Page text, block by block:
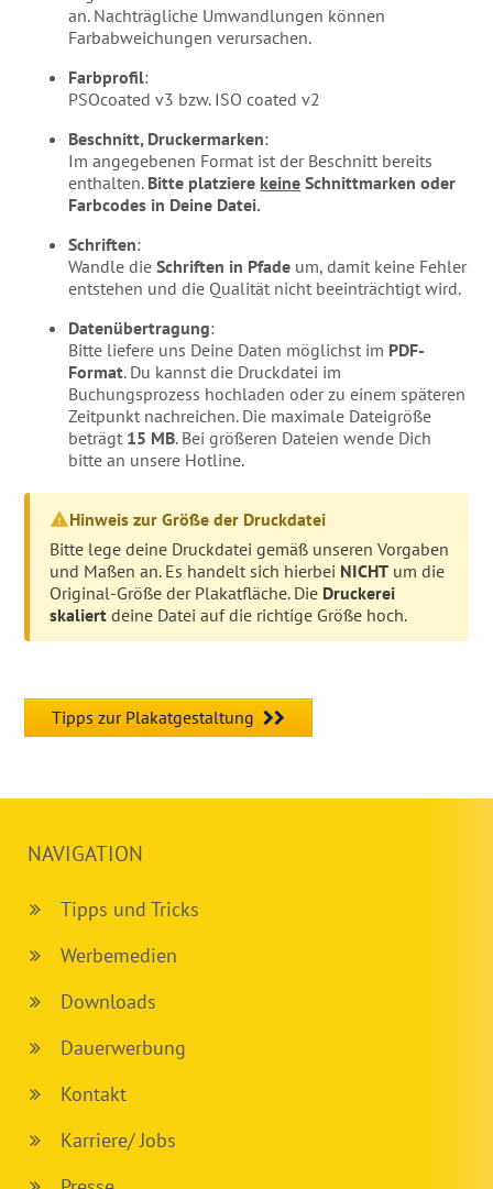
an. Nachträgliche Umwandlungen können
Farbabweichungen verursachen.
Farbprofil:
PSOcoated v3 bzw. ISO coated v2
Beschnitt, Druckermarken:
Im angegebenen Format ist der Beschnitt bereits
enthalten. Bitte platziere keine Schnittmarken oder
Farbcodes in Deine Datei.
Schriften:
Wandle dieSchriften in Pfade um, damit keine Fehler
entstehen und die Qualität nicht beeinträchtigt wird.
Datenübertragung:
Bitte liefere uns Deine Daten möglichst im PDF-
Format. Du kannst die Druckdatei im
Buchungsprozess hochladen oder zu einem späteren
Zeitpunkt nachreichen. Die maximale Dateigröße
beträgt 15 MB. Bei größeren Dateien wende Dich
bitte an unsere Hotline.
Hinweis zur Größe der Druckdatei
Bitte lege deine Druckdatei gemäß unseren Vorgaben
und Maßen an. Es handelt sich hierbei NICHTum die
Original-Größe der Plakatfläche. Die Druckerei
skaliertdeine Datei auf die richtige Größe hoch.
Tipps zur Plakatgestaltung
NAVIGATION
Tipps und Tricks
Werbemedien
Downloads
Dauerwerbung
Kontakt
Karriere/ Jobs